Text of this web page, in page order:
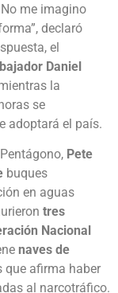
me imagino
declaró
el
Daniel
la
se
adoptará el país.
Pete
buques
en aguas
tres
Nacional
naves de
que afirma haber
al narcotráfico.